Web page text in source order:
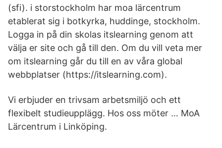
(sfi). i storstockholm har moa lärcentrum
etablerat sig i botkyrka, huddinge, stockholm.
Logga in på din skolas itslearning genom att
välja er site och gå till den. Om du vill veta mer
om itslearning går du till en av våra global
webbplatser (https://itslearning.com).
Vi erbjuder en trivsam arbetsmiljö och ett
flexibelt studieupplägg. Hos oss möter … MoA
Lärcentrum i Linköping.